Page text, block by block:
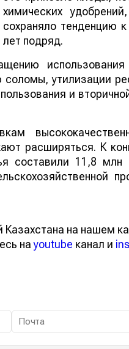
химических
сохраняло тенденцию
лет подряд.
утилизации
и
расширяться. К
составили 11,8 млн
на нашем
наyoutube канал и